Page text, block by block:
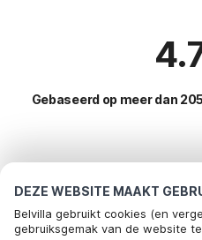
DEZE WEBSITE MAAKT
Belvilla gebruikt cookies (en
gebruiksgemak van de website
Gebaseerd op meer dan
vakantie
Populaire voorzieningen voor